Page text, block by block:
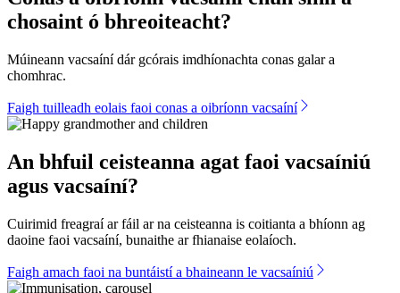
chosaint ó bhreoiteacht?
Múineann vacsaíní dár gcórais imdhíonachta conas galar a
chomhrac.
Faigh tuilleadh eolais faoi conas a oibríonn vacsaíní
An bhfuil ceisteanna agat faoi vacsaíniú
agus vacsaíní?
Cuirimid freagraí ar fáil ar na ceisteanna is coitianta a bhíonn ag
daoine faoi vacsaíní, bunaithe ar fhianaise eolaíoch.
Faigh amach faoi na buntáistí a bhaineann le vacsaíniú